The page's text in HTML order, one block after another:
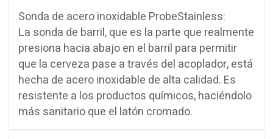
Sonda de acero inoxidable ProbeStainless:
La sonda de barril, que es la parte que realmente
presiona hacia abajo en el barril para permitir
que la cerveza pase a través del acoplador, está
hecha de acero inoxidable de alta calidad. Es
resistente a los productos químicos, haciéndolo
más sanitario que el latón cromado.